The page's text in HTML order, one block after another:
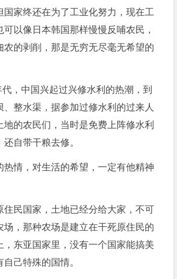
国家终还在为了工业化努力，现在工
以像日本韩国那样慢慢反哺农民，
农的剥削，那是无穷无尽毫无希望的
，中国兴起过兴修水利的热潮，到
、整水渠，据参加过修水利的过来人
地的农民们，当时是免费上阵修水利
自带干粮去修。
热情，对生活的希望，一定有他精神
住民国家，土地已经分给大家，不可
场，那种农场是建立在干死原住民的
，东亚国家里，没有一个国家能搞美
己特殊的国情。